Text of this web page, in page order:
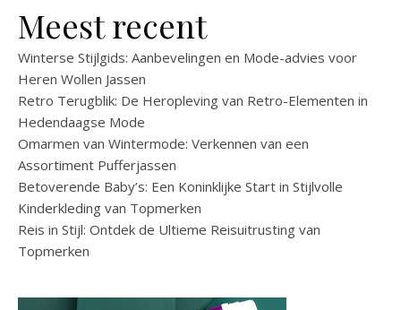
Meest recent
Winterse Stijlgids: Aanbevelingen en Mode-advies voor
Heren Wollen Jassen
Retro Terugblik: De Heropleving van Retro-Elementen in
Hedendaagse Mode
Omarmen van Wintermode: Verkennen van een
Assortiment Pufferjassen
Betoverende Baby’s: Een Koninklijke Start in Stijlvolle
Kinderkleding van Topmerken
Reis in Stijl: Ontdek de Ultieme Reisuitrusting van
Topmerken